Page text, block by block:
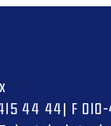
44 44 F